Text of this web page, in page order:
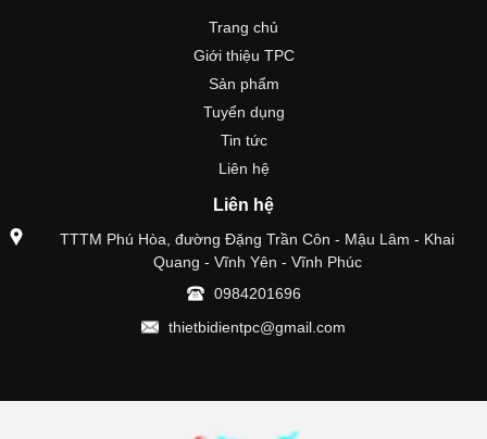
Trang chủ
Giới thiệu TPC
Sản phẩm
Tuyển dụng
Tin tức
Liên hệ
Liên hệ
TTTM Phú Hòa, đường Đặng Trần Côn - Mậu Lâm - Khai
Quang - Vĩnh Yên - Vĩnh Phúc
0984201696
thietbidientpc@gmail.com